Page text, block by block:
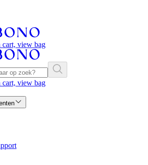
cart, view bag
cart, view bag